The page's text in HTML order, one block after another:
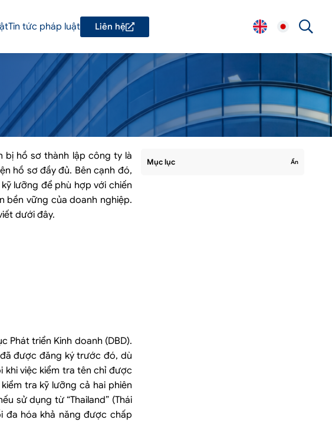
Tin tức pháp luật Liên hệ
bị hồ sơ thành lập công ty là
hồ sơ đầy đủ. Bên cạnh đó,
lưỡng để phù hợp với chiến
bền vững của doanh nghiệp.
dưới đây.
Phát triển Kinh doanh (DBD).
được đăng ký trước đó, dù
khi việc kiểm tra tên chỉ được
tra kỹ lưỡng cả hai phiên
sử dụng từ “Thailand” (Thái
đa hóa khả năng được chấp
Mục lục Ẩn